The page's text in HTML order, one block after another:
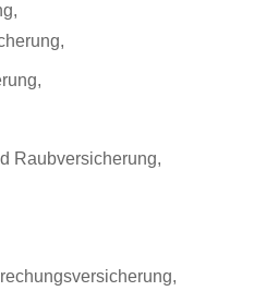
Raubversicherung,